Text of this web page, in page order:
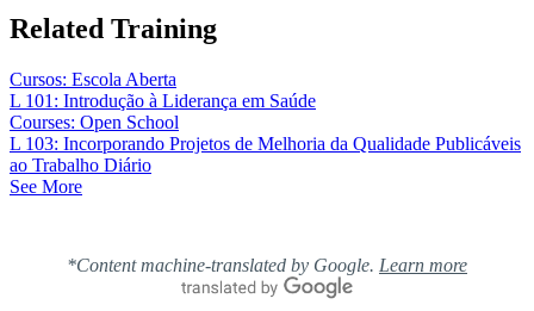
Related Training
Cursos: Escola Aberta
L 101: Introdução à Liderança em Saúde
Courses: Open School
L 103: Incorporando Projetos de Melhoria da Qualidade Publicáveis
​​ao Trabalho Diário
See More
*Content machine-translated by Google. Learn more